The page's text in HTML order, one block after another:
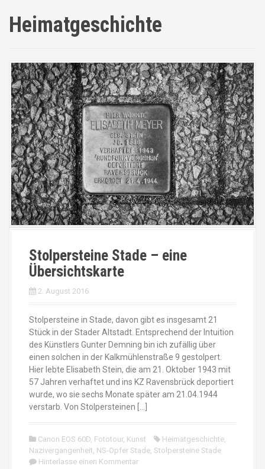
Heimatgeschichte
Stolpersteine Stade – eine
Übersichtskarte
2. August 2016
Stolpersteine in Stade, davon gibt es insgesamt 21
Stück in der Stader Altstadt. Entsprechend der Intuition
des Künstlers Gunter Demning bin ich zufällig über
einen solchen in der Kalkmühlenstraße 9 gestolpert.
Hier lebte Elisabeth Stein, die am 21. Oktober 1943 mit
57 Jahren verhaftet und ins KZ Ravensbrück deportiert
wurde, wo sie sechs Monate später am 21.04.1944
verstarb. Von Stolpersteinen […]
Canon EOS 60D Fototour, Kunst Heimatgeschichte
Nazivergangenheit NS-Opfer Stade Stolpersteine Stade
Hinterlasse einen Kommentar